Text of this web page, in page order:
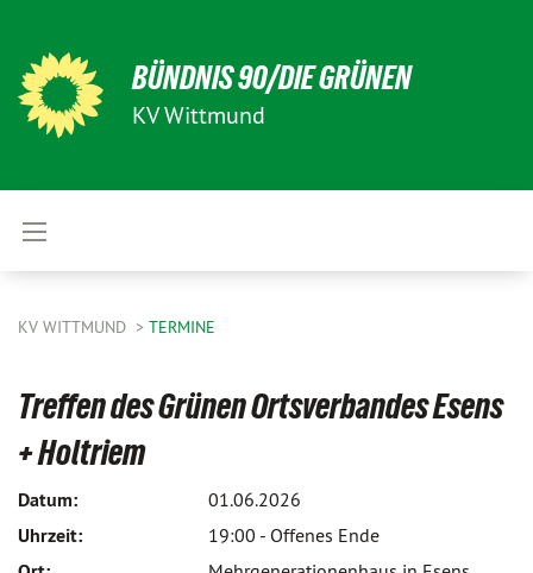
BÜNDNIS 90/DIE GRÜNEN
KV Wittmund
KV WITTMUND TERMINE
Treffen des Grünen Ortsverbandes Esens
+ Holtriem
Datum: 01.06.2026
Uhrzeit: 19:00 - Offenes Ende